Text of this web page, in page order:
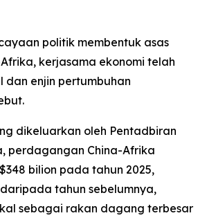
politik membentuk asas
kerjasama ekonomi telah
dan enjin pertumbuhan
dikeluarkan oleh Pentadbiran
perdagangan China-Afrika
bilion pada tahun 2025,
daripada tahun sebelumnya,
sebagai rakan dagang terbesar